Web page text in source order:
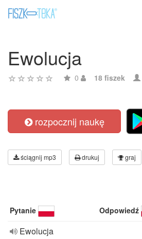
Ewolucja
0 18 fiszek
rozpocznij naukę
ściągnij mp3 drukuj graj
Pytanie Odpowiedź
Ewolucja